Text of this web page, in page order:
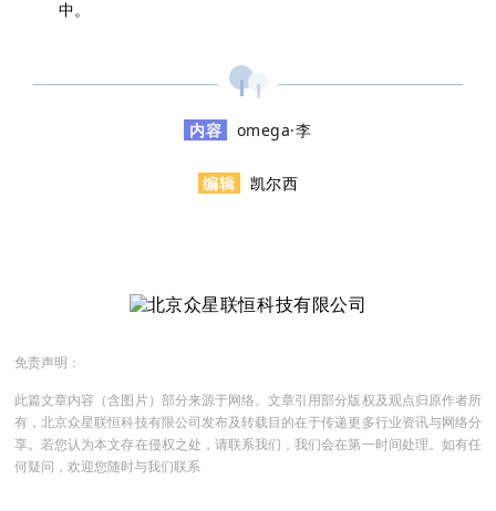
中。
内容 omega·李
编辑 凯尔西
免责声明：
此篇文章内容（含图片）部分来源于网络。文章引用部分版权及观点归原作者所
有，北京众星联恒科技有限公司发布及转载目的在于传递更多行业资讯与网络分
享。若您认为本文存在侵权之处，请联系我们，我们会在第一时间处理。如有任
何疑问，欢迎您随时与我们联系